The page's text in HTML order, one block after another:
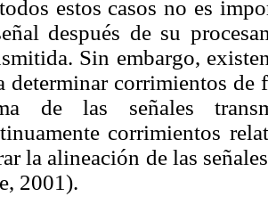
estos casos no es
después de su
Sin embargo,
determinar corrimientos
de las señales
corrimientos
la alineación de las
2001).